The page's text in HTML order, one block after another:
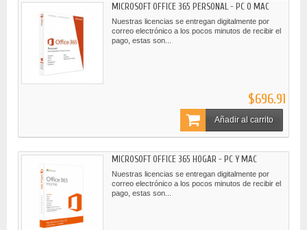
MICROSOFT OFFICE 365 PERSONAL - PC O MAC
Nuestras licencias se entregan digitalmente por
correo electrónico a los pocos minutos de recibir el
pago, estas son...
$696.91
Añadir al carrito
MICROSOFT OFFICE 365 HOGAR - PC Y MAC
Nuestras licencias se entregan digitalmente por
correo electrónico a los pocos minutos de recibir el
pago, estas son...